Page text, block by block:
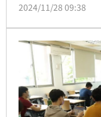
Instagram活動截
星巴克招待。
2024/11/28 09:38